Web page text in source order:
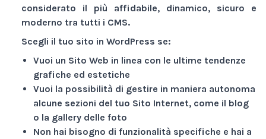
considerato il più affidabile, dinamico, sicuro e
moderno tra tutti i CMS.
Scegli il tuo sito in WordPress se:
Vuoi un Sito Web in linea con le ultime tendenze
grafiche ed estetiche
Vuoi la possibilità di gestire in maniera autonoma
alcune sezioni del tuo Sito Internet, come il blog
o la gallery delle foto
Non hai bisogno di funzionalità specifiche e hai a